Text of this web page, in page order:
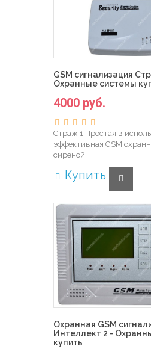
GSM сигнализация
Охранные системы
4000 руб.
Страж 1 Простая в
эффективная GSM
сиреной.
Купить
Охранная GSM
Интеллект 2 -
купить